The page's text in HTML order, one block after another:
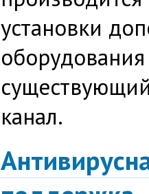
установки
канал.